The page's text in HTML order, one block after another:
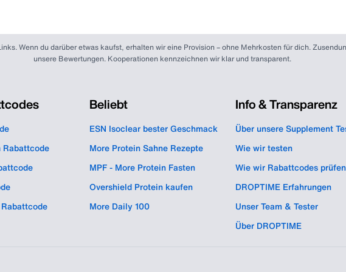
Wenn du darüber etwas kaufst, erhalten wir eine Provision – ohne Mehrkosten für dich.
unsere Bewertungen. Kooperationen kennzeichnen wir klar und transparent.
Rabattcode
Beliebt
ESN Isoclear bester Geschmack
More Protein Sahne Rezepte
MPF - More Protein Fasten
Overshield Protein kaufen
More Daily 100
Info & Transparenz
Über unsere Supplement
Wie wir testen
Wie wir Rabattcodes prüfen
DROPTIME Erfahrungen
Unser Team & Tester
Über DROPTIME